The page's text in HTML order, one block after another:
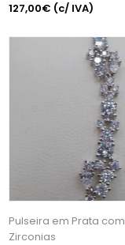
127,00€ (c/ IVA)
Pulseira em Prata com
Zirconias